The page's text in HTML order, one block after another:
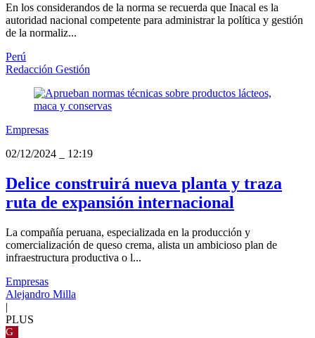
En los considerandos de la norma se recuerda que Inacal es la
autoridad nacional competente para administrar la política y gestión
de la normaliz...
Perú
Redacción Gestión
Empresas
02/12/2024
12:19
Delice construirá nueva planta y traza
ruta de expansión internacional
La compañía peruana, especializada en la producción y
comercialización de queso crema, alista un ambicioso plan de
infraestructura productiva o l...
Empresas
Alejandro Milla
|
PLUS
G